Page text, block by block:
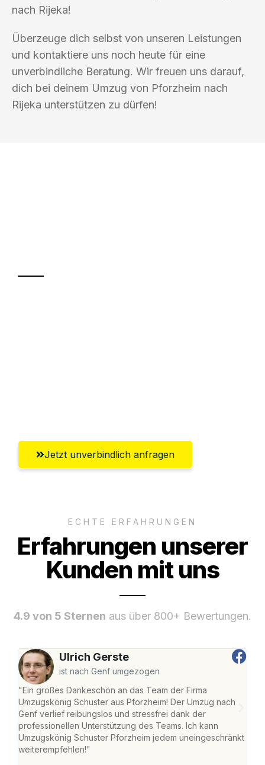
nach Rijeka!
Überzeuge dich selbst von unseren Leistungen
und kontaktiere uns noch heute für eine
unverbindliche Beratung. Wir freuen uns darauf,
dich bei deinem Umzug von Pforzheim nach
Rijeka unterstützen zu dürfen!
Jetzt unverbindlich anfragen
ECHTE ERFAHRUNGEN
Erfahrungen unserer
Kunden mit uns
4.9 von 5 Sternen aus über 800+ Bewertungen.
Ulrich Gerste
ist nach Genf umgezogen
"Ein großes Dankeschön an das Team der Firma
Umzugskönig Schuster aus Pforzheim! Der Umzug nach
Genf verlief reibungslos und stressfrei dank der
professionellen Unterstützung des Teams. Ich kann
Umzugskönig Schuster Pforzheim jedem uneingeschränkt
weiterempfehlen!"